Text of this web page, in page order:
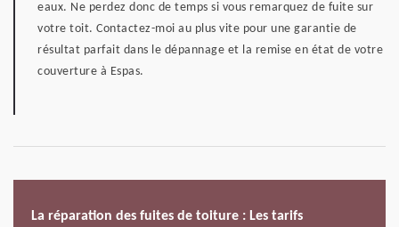
eaux. Ne perdez donc de temps si vous remarquez de fuite sur
votre toit. Contactez-moi au plus vite pour une garantie de
résultat parfait dans le dépannage et la remise en état de votre
couverture à Espas.
La réparation des fuites de toiture : Les tarifs